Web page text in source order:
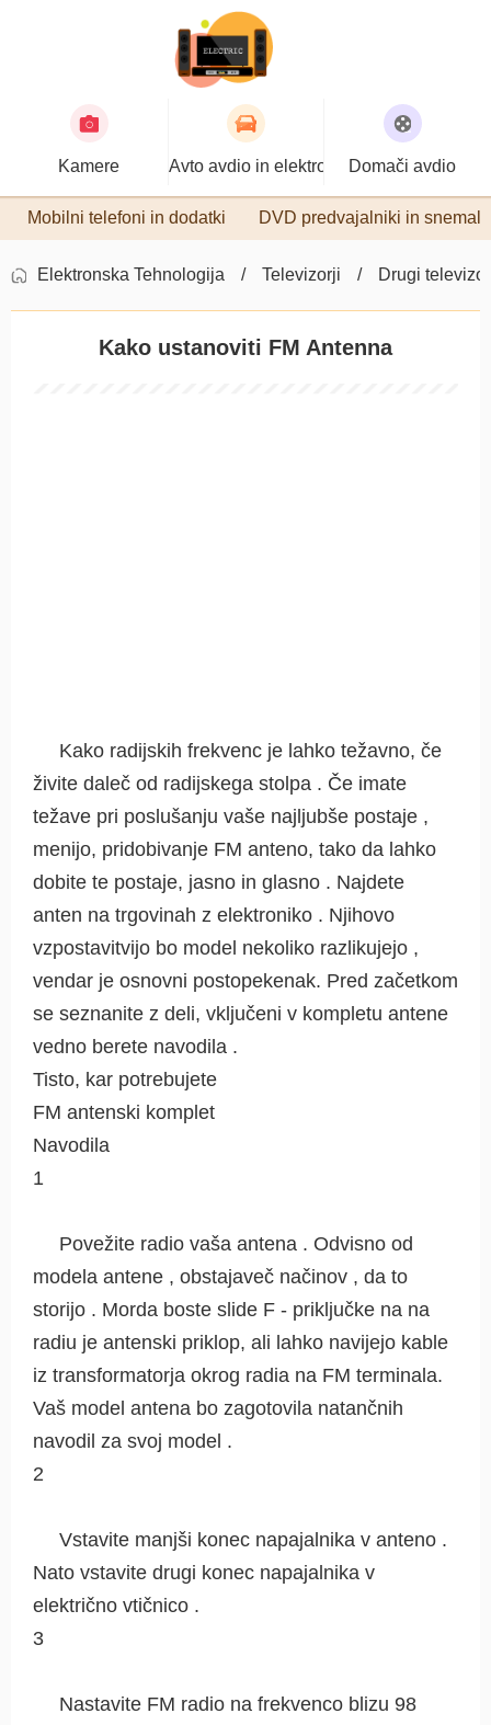
Kamere Avto avdio in elektronikaDomači avdio
Mobilni telefoni in dodatki DVD predvajalniki in
Elektronska Tehnologija Televizorji Drugi
Kako ustanoviti FM Antenna
Kako radijskih frekvenc je lahko težavno, če
živite daleč od radijskega stolpa . Če imate
težave pri poslušanju vaše najljubše postaje ,
menijo, pridobivanje FM anteno, tako da lahko
dobite te postaje, jasno in glasno . Najdete
anten na trgovinah z elektroniko . Njihovo
vzpostavitvijo bo model nekoliko razlikujejo ,
vendar je osnovni postopekenak. Pred začetkom
se seznanite z deli, vključeni v kompletu antene
vedno berete navodila .
Tisto, kar potrebujete
FM antenski komplet
Navodila
1
Povežite radio vaša antena . Odvisno od
modela antene , obstajaveč načinov , da to
storijo . Morda boste slide F - priključke na na
radiu je antenski priklop, ali lahko navijejo kable
iz transformatorja okrog radia na FM terminala.
Vaš model antena bo zagotovila natančnih
navodil za svoj model .
2
Vstavite manjši konec napajalnika v anteno .
Nato vstavite drugi konec napajalnika v
električno vtičnico .
3
Nastavite FM radio na frekvenco blizu 98